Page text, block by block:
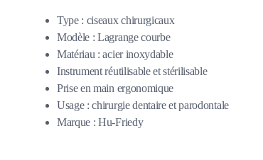
Type : ciseaux chirurgicaux
Modèle : Lagrange courbe
Matériau : acier inoxydable
Instrument réutilisable et stérilisable
Prise en main ergonomique
Usage : chirurgie dentaire et parodontale
Marque : Hu-Friedy